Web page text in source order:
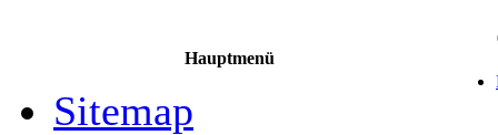
Hauptmenü
Sitemap